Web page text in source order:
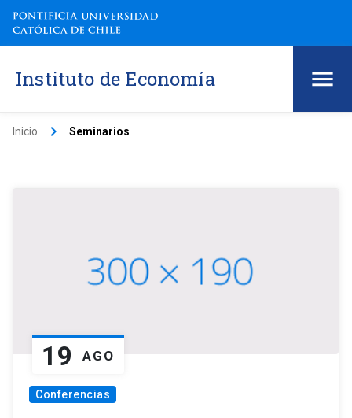
Instituto de Economía
Inicio keyboard_arrow_right Seminarios
19 AGO
Conferencias